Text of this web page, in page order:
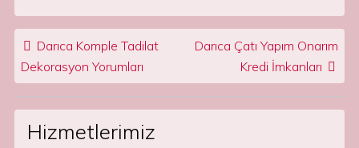
Post navigation
Darıca Komple Tadilat
Dekorasyon Yorumları
Darıca Çatı Yapım Onarım
Kredi İmkanları
Hizmetlerimiz